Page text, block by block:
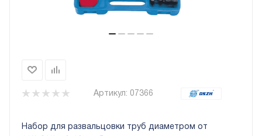
Артикул: 07366
Набор для развальцовки труб диаметром от